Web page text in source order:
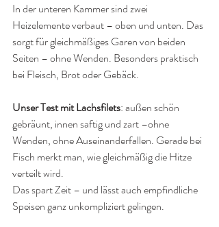
In der unteren Kammer sind zwei
Heizelemente verbaut – oben und unten. Das
sorgt für gleichmäßiges Garen von beiden
Seiten – ohne Wenden. Besonders praktisch
bei Fleisch, Brot oder Gebäck.
Unser Test mit Lachsfilets: außen schön
gebräunt, innen saftig und zart –ohne
Wenden, ohne Auseinanderfallen. Gerade bei
Fisch merkt man, wie gleichmäßig die Hitze
verteilt wird.
Das spart Zeit – und lässt auch empfindliche
Speisen ganz unkompliziert gelingen.